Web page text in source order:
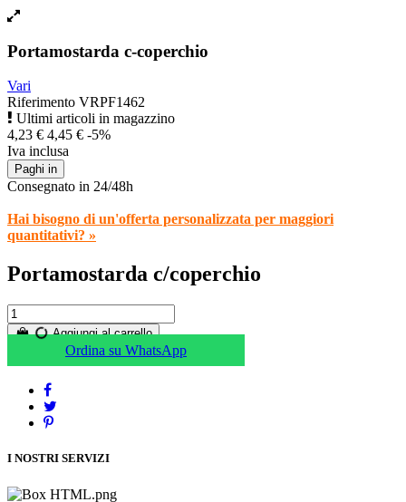
Portamostarda c-coperchio
Vari
Riferimento VRPF1462
Ultimi articoli in magazzino
4,23 € 4,45 € -5%
Iva inclusa
Paghi in
Consegnato in 24/48h
Hai bisogno di un'offerta personalizzata per maggiori
quantitativi? »
Portamostarda c/coperchio
Aggiungi al carrello
Ordina su WhatsApp
I NOSTRI SERVIZI